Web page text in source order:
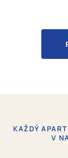
KAŽDÝ
V